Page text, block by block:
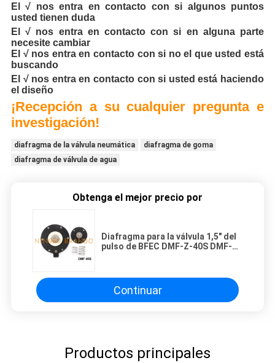
El √ nos entra en contacto con si algunos puntos
usted tienen duda
El √ nos entra en contacto con si en alguna parte
necesite cambiar
El √ nos entra en contacto con si no el que usted está
buscando
El √ nos entra en contacto con si usted está haciendo
el diseño
¡Recepción a su cualquier pregunta e
investigación!
diafragma de la válvula neumática
diafragma de goma
diafragma de válvula de agua
Obtenga el mejor precio por
Diafragma para la válvula 1,5" del
pulso de BFEC DMF-Z-40S DMF-
Continuar
Productos principales